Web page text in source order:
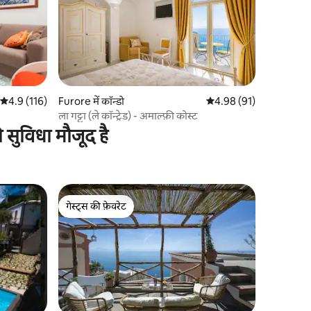
औसत रेटिंग 5 में से 4.9, 116 समीक्षाएँ
4.9 (116)
Furore में कॉन्डो औसत रेटिंग 5 में से 4.98,
4.98 (91)
ला गट्टा (ले कॉन्ट्रेड) - अमाल्फ़ी कोस्ट
सुविधा मौजूद है
गेस्ट्स की फ़ेवरेट
गेस्ट्स की फ़ेवरेट